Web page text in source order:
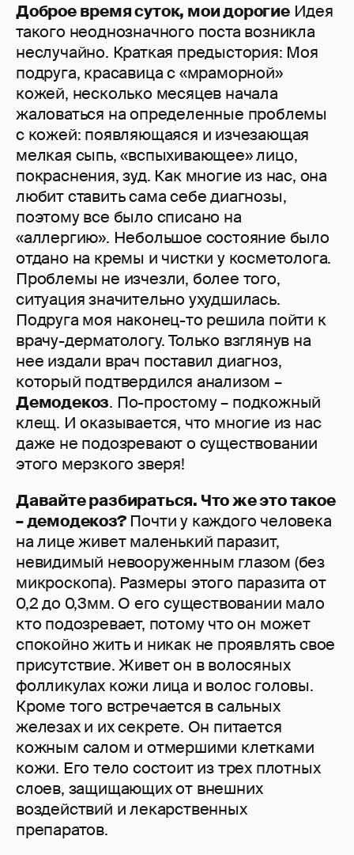
Доброе время суток, мои дорогиеИдея
такого неоднозначного поста возникла
неслучайно. Краткая предыстория: Моя
подруга, красавица с «мраморной»
кожей, несколько месяцев начала
жаловаться на определенные проблемы
с кожей: появляющаяся и изчезающая
мелкая сыпь, «вспыхивающее» лицо,
покраснения, зуд. Как многие из нас, она
любит ставить сама себе диагнозы,
поэтому все было списано на
«аллергию». Небольшое состояние было
отдано на кремы и чистки у косметолога.
Проблемы не изчезли, более того,
ситуация значительно ухудшилась.
Подруга моя наконец-то решила пойти к
врачу-дерматологу. Только взглянув на
нее издали врач поставил диагноз,
который подтвердился анализом –
Демодекоз. По-простому – подкожный
клещ. И оказывается, что многие из нас
даже не подозревают о существовании
этого мерзкого зверя!
Давайте разбираться. Что же это такое
– демодекоз?Почти у каждого человека
на лице живет маленький паразит,
невидимый невооруженным глазом (без
микроскопа). Размеры этого паразита от
0,2 до 0,3мм. О его существовании мало
кто подозревает, потому что он может
спокойно жить и никак не проявлять свое
присутствие. Живет он в волосяных
фолликулах кожи лица и волос головы.
Кроме того встречается в сальных
железах и их секрете. Он питается
кожным салом и отмершими клетками
кожи. Его тело состоит из трех плотных
слоев, защищающих от внешних
воздействий и лекарственных
препаратов.